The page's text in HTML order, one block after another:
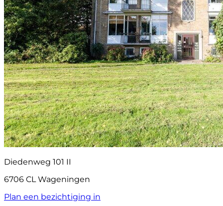
Diedenweg 101 II
6706 CL Wageningen
Plan een bezichtiging in